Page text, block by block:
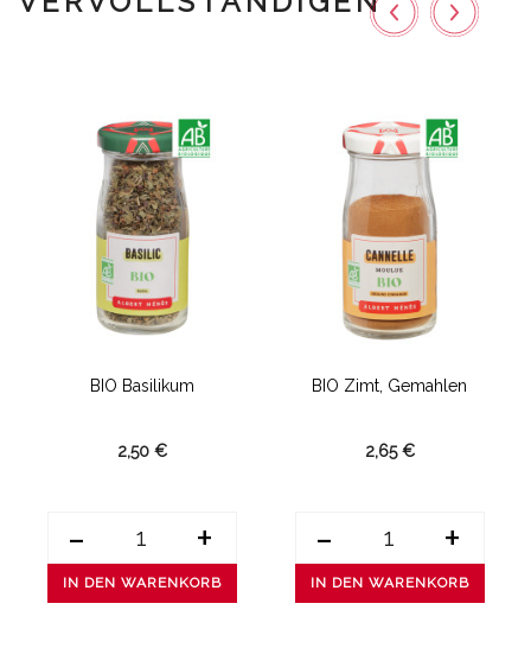
BIO Basilikum
2,50 €
- +
IN DEN WARENKORB
BIO Zimt, Gemahlen
2,65 €
- +
IN DEN WARENKORB